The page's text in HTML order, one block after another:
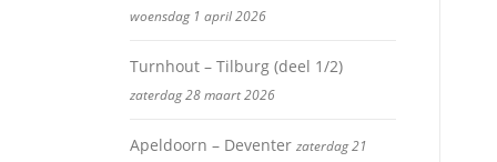
woensdag 1 april 2026
Turnhout – Tilburg (deel 1/2)
zaterdag 28 maart 2026
Apeldoorn – Deventer zaterdag 21